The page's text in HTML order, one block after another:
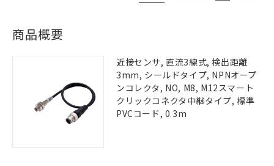
商品概要
近接センサ, 直流3線式, 検出距離
3mm, シールドタイプ, NPNオープ
ンコレクタ, NO, M8, M12スマート
クリックコネクタ中継タイプ, 標準
PVCコード, 0.3m